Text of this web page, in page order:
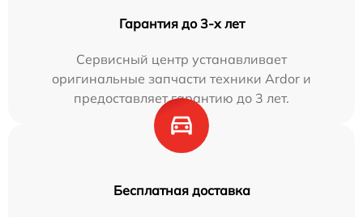
Гарантия до 3-х лет
Сервисный центр устанавливает
оригинальные запчасти техники Ardor и
предоставляет гарантию до 3 лет.
Бесплатная доставка